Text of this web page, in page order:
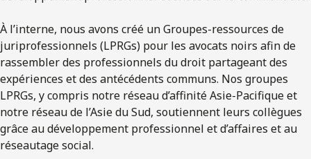
À l’interne, nous avons créé un Groupes-ressources de
juriprofessionnels (LPRGs) pour les avocats noirs afin de
rassembler des professionnels du droit partageant des
expériences et des antécédents communs. Nos groupes
LPRGs, y compris notre réseau d’affinité Asie-Pacifique et
notre réseau de l’Asie du Sud, soutiennent leurs collègues
grâce au développement professionnel et d’affaires et au
réseautage social.